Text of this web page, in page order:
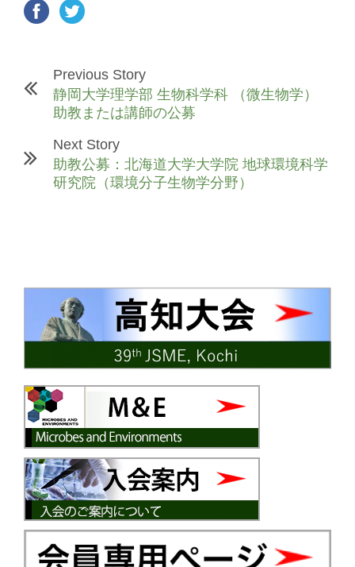
Previous Story
静岡大学理学部 生物科学科 （微生物学）
助教または講師の公募
Next Story
助教公募：北海道大学大学院 地球環境科学
研究院（環境分子生物学分野）